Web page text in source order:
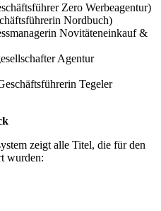
Zero Werbeagentur)
Nordbuch)
Novitäteneinkauf &
Agentur
Tegeler
zeigt alle Titel, die für den
wurden: